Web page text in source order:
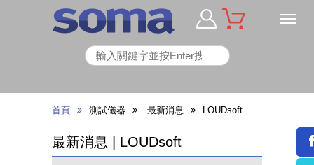
首頁 測試儀器 最新消息 LOUDsoft
最新消息 | LOUDsoft